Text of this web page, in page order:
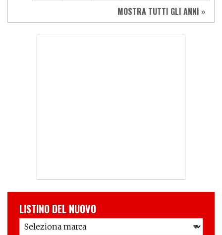
MOSTRA TUTTI GLI ANNI »
LISTINO DEL NUOVO